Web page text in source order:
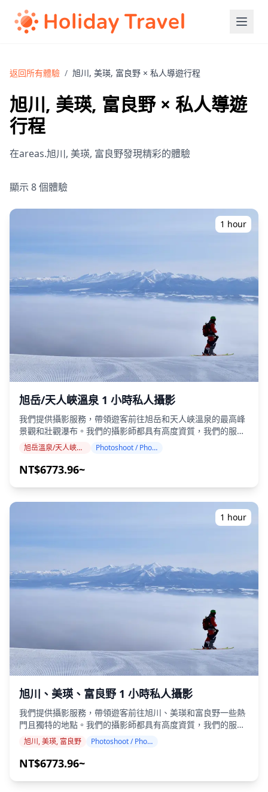
返回所有體驗 / 旭川, 美瑛, 富良野 × 私人導遊行程
旭川, 美瑛, 富良野 × 私人導遊
行程
在areas.旭川, 美瑛, 富良野發現精彩的體驗
顯示 8 個體驗
1 hour
旭岳/天人峽溫泉 1 小時私人攝影
我們提供攝影服務，帶領遊客前往旭岳和天人峽溫泉的最高峰
景觀和壯觀瀑布。我們的攝影師都具有高度資質，我們的服務
可以配合您的旅行行程，捕捉旭岳（北海道最高峰，海拔
苔原色彩的自然構圖。 攝影服務可在旭岳溫泉/天人峽溫泉的
語/日語的攝影師。 原始的 100 多張照片檔案將在一周內交
付，您可以選擇您最喜歡的 10 張照片進行重新交付。我們會
對照片進行校正，以喚起戲劇性的高海拔氛圍，如果需要，還
・如果在預定日期前 3 天預測拍攝地點會下雨，或者在拍攝當
天下雨，則有三個選項可供選擇：(1) 重新安排日期和時間，
(2) 更改地點，或 (3) 取消拍攝。 ![]
(https://assets.hldycdn.com/24515ca5-dacc-4211-af77-
(https://assets.hldycdn.com/65c3ae86-51e6-4d44-a0d4-
旭岳溫泉/天人峽溫泉 Photoshoot / Photo tour
NT$6773.96~
1 hour
旭川、美瑛、富良野 1 小時私人攝影
我們提供攝影服務，帶領遊客前往旭川、美瑛和富良野一些熱
門且獨特的地點。我們的攝影師都具有高度資質，我們的服務
可以配合您的旅行行程，捕捉自然的構圖並找到理想的攝影地
點。（請與我們分享您喜歡的拍攝地點！） 體驗北海道中部連
綿起伏的拼布山丘、著名的花田和季節性景觀的壯麗之美。從
場，捕捉日本最具上鏡的鄉村風光。 攝影服務可在旭川、美瑛
旭川, 美瑛, 富良野 Photoshoot / Photo tour
NT$6773.96~